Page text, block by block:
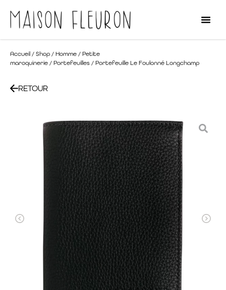
Accueil / Shop / Homme / Petite
maroquinerie / Portefeuilles / Portefeuille Le Foulonné Longchamp
RETOUR